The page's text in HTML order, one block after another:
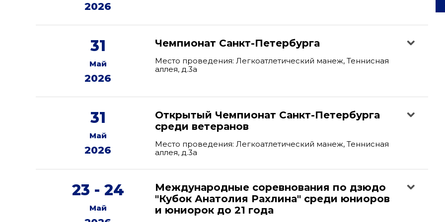
2026
31
Май
2026
Чемпионат Санкт-Петербурга
Место проведения: Легкоатлетический манеж, Теннисная
аллея, д.3а
31
Май
2026
Открытый Чемпионат Санкт-Петербурга
среди ветеранов
Место проведения: Легкоатлетический манеж, Теннисная
аллея, д.3а
23 - 24
Май
Международные соревнования по дзюдо
"Кубок Анатолия Рахлина" среди юниоров
и юниорок до 21 года